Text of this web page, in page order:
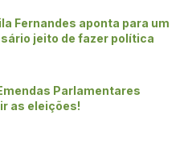
Fernandes aponta para um
jeito de fazer política
Parlamentares
as eleições!